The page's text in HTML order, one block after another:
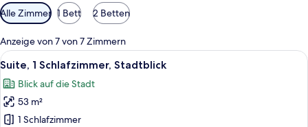
Verfügbare
Filter
für
Zimmer
Alle Zimmer 1 Bett 2 Betten
Anzeige von 7 von 7 Zimmern
Alle
Fotos
für
Suite,
Ein modernes Hotelzimmer mit
8
Suite, 1 Schlafzimmer, Stadtblick
Blick auf die Stadt
53 m²
1 Schlafzimmer